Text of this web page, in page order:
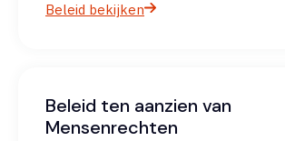
Beleid bekijken
Beleid ten aanzien van
Mensenrechten